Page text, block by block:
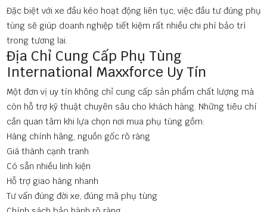
Đặc biệt với xe đầu kéo hoạt động liên tục, việc đầu tư đúng phụ
tùng sẽ giúp doanh nghiệp tiết kiệm rất nhiều chi phí bảo trì
trong tương lai.
Địa Chỉ Cung Cấp Phụ Tùng
International Maxxforce Uy Tín
Một đơn vị uy tín không chỉ cung cấp sản phẩm chất lượng mà
còn hỗ trợ kỹ thuật chuyên sâu cho khách hàng. Những tiêu chí
cần quan tâm khi lựa chọn nơi mua phụ tùng gồm:
Hàng chính hãng, nguồn gốc rõ ràng
Giá thành cạnh tranh
Có sẵn nhiều linh kiện
Hỗ trợ giao hàng nhanh
Tư vấn đúng đời xe, đúng mã phụ tùng